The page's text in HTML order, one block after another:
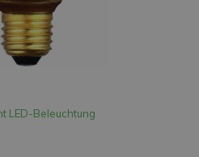
LED-Beleuchtung